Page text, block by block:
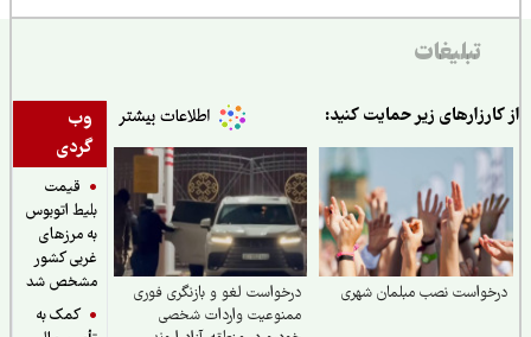
تبلیغات
وب
گردی
قیمت
بلیط اتوبوس
به مرزهای
غربی کشور
مشخص شد
کمک به
زیر حمایت کنید:
نصب مبلمان شهری
درخواست لغو و بازنگری فوری
ممنوعیت واردات شخصی